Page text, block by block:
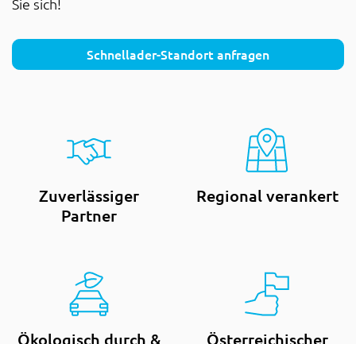
Schnellader-Standort anfragen
Zuverlässiger
Partner
Regional verankert
Ökologisch durch & Österreichischer